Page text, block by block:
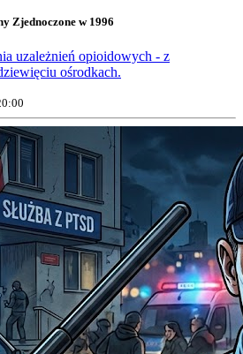
Zjednoczone w 1996
uzależnień opioidowych - z
ośrodkach.